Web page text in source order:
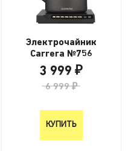
Электрочайник
Carrera №756
3 999 ₽
6 999 ₽
КУПИТЬ